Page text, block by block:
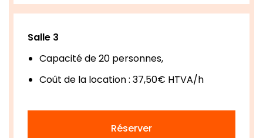
Salle 3
Capacité de 20 personnes,
Coût de la location : 37,50€ HTVA/h
Réserver